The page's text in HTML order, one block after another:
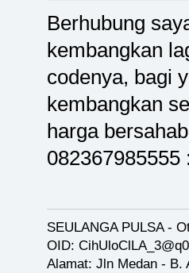
Berhubung
kembangkan
codenya, bagi
kembangkan
harga
SEULANGA PULSA -
OID:
Alamat: Jln Medan - B.